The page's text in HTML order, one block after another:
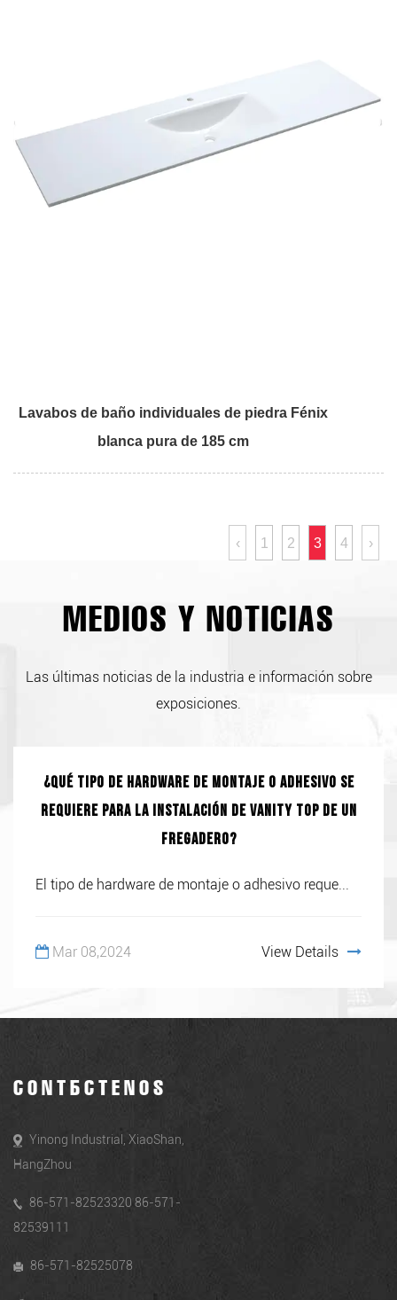
Lavabos de baño individuales de piedra Fénix
blanca pura de 185 cm
‹ 1 2 3 4 ›
MEDIOS Y NOTICIAS
Las últimas noticias de la industria e información sobre
exposiciones.
¿Qué tipo de hardware de montaje o adhesivo se
requiere para la instalación de Vanity Top de un
fregadero?
El tipo de hardware de montaje o adhesivo reque...
Mar 08,2024 View Details
CONTÁCTENOS
Yinong Industrial, XiaoShan,
HangZhou
86-571-82523320 86-571-
82539111
86-571-82525078